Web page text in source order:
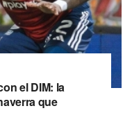
el DIM: la
que